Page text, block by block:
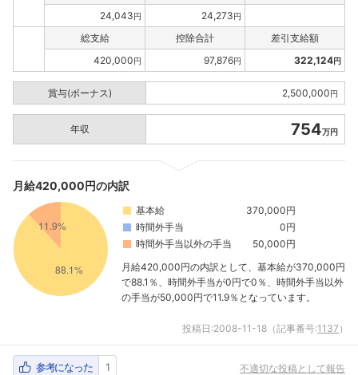
24,043円 24,273円
総支給 控除合計
差引支給額
420,000円 97,876円 322,124円
賞与(ボーナス) 2,500,000円
年収 754万円
月給420,000円の内訳
基本給
370,000円
時間外手当
0円
時間外手当以外の手当
50,000円
月給420,000円の内訳として、基本給が370,000円
で88.1％、時間外手当が0円で0％、時間外手当以外
の手当が50,000円で11.9％となっています。
投稿日:2008-11-18 （記事番号:1137 ）
参考になった 1 不適切な投稿として報告